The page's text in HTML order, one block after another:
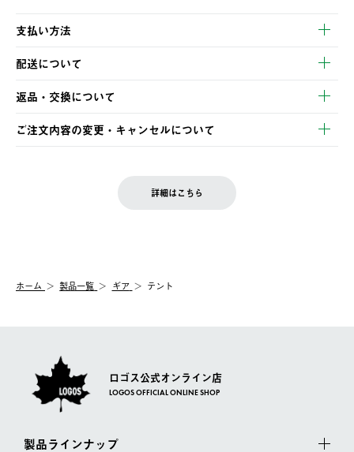
支払い方法
以下のいずれかの方法でお支払いいただけます。
・クレジットカード決済
・コンビニ決済
・Pay-easy決済
配送について
【発送スケジュール】
ご注文・ご入金完了より2営業日以内に商品を発送いたします。
土日祝の発送はございませんので、木曜日以降のご注文は週明け
の発送となる場合がございます。
【配送業者】
佐川急便にて配送されます。
返品・交換について
※お客様都合の場合
お客様都合の返品にかかる送料は、お客様ご負担とさせていただ
一度お手元の商品を返品いただき、ご希望商品を再注文してくだ
ご注文内容の変更・キャンセルについて
LOGOS FAMILY会員の方は、会員マイページ内 購入履歴画面に
詳細はこちら
ホーム 製品一覧 ギア テント
ロゴス公式オンライン店
LOGOS OFFICIAL ONLINE SHOP
製品ラインナップ